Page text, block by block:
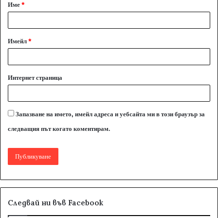
р
Име*
Имейл*
Интернет страница
Запазване на името, имейл адреса и уебсайта ми в този браузър за
следващия път когато коментирам.
Следвай ни във Facebook